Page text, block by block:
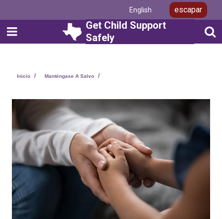
contenido
principal
English escapar
Get Child Support
Safely
Layout
Canvas
Inicio Manténgase A Salvo